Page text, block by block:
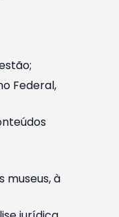
Federal,
museus, à